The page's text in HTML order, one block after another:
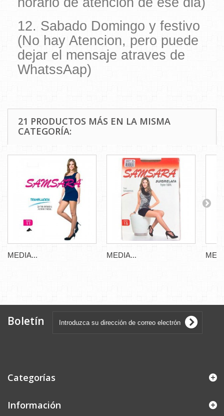
12. Sabado Domingo y festivo
(No hay Atencion, pero puede
dejar el mensaje atraves de
WhatssAap)
21 PRODUCTOS MÁS EN LA MISMA
CATEGORÍA:
MEDIA... MEDIA...
Boletín
Categorías
Información